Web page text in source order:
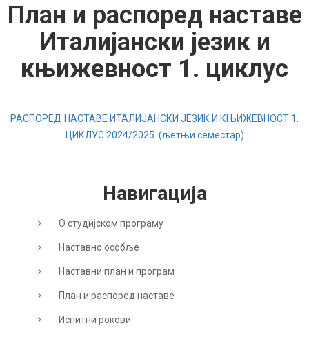
План и распоред наставе
Италијански језик и
књижевност 1. циклус
РАСПОРЕД НАСТАВЕ ИТАЛИЈАНСКИ ЈЕЗИК И КЊИЖЕВНОСТ 1.
ЦИКЛУС 2024/2025. (љетњи семестар)
Навигација
О студијском програму
Наставно особље
Наставни план и програм
План и распоред наставе
Испитни рокови